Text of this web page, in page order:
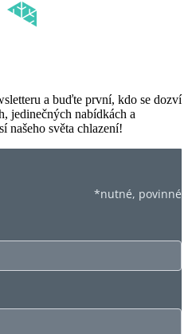
a buďte první, kdo se dozví
jedinečných nabídkách a
našeho světa chlazení!
*nutné, povinné